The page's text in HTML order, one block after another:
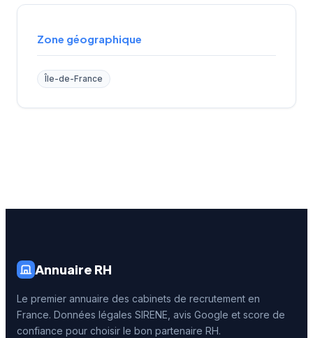
Zone géographique
Île-de-France
Annuaire RH
Le premier annuaire des cabinets de recrutement en
France. Données légales SIRENE, avis Google et score de
confiance pour choisir le bon partenaire RH.